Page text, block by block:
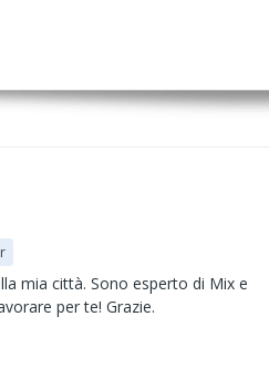
mia città. Sono esperto di Mix e
per te! Grazie.